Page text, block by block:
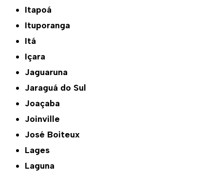
Itapoá
Ituporanga
Itá
Içara
Jaguaruna
Jaraguá do Sul
Joaçaba
Joinville
José Boiteux
Lages
Laguna